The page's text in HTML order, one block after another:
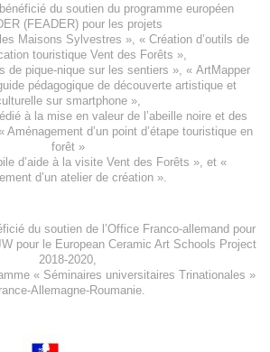
du soutien du programme européen
(FEADER) pour les projets
Maisons Sylvestres », « Création d’outils de
touristique Vent des Forêts »,
de pique-nique sur les sentiers », « ArtMapper
pédagogique de découverte artistique et
sur smartphone »,
à la mise en valeur de l’abeille noire et des
Aménagement d’un point d’étape touristique en
forêt»
d’aide à la visite Vent des Forêts », et «
d’un atelier de création».
du soutien de l’Office Franco-allemand pour
pour leEuropean Ceramic Art Schools Project
2018-2020
« Séminaires universitaires Trinationales »
Allemagne-Roumanie.